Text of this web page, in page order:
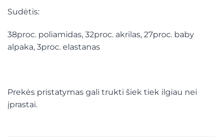
Sudėtis:
38proc. poliamidas, 32proc. akrilas, 27proc. baby
alpaka, 3proc. elastanas
Prekės pristatymas gali trukti šiek tiek ilgiau nei
įprastai.